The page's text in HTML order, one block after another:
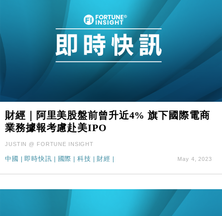
財經｜阿里美股盤前曾升近4% 旗下國際電商
業務據報考慮赴美IPO
JUSTIN @ FORTUNE INSIGHT
中國 即時快訊 國際 科技 財經 May 4, 2023